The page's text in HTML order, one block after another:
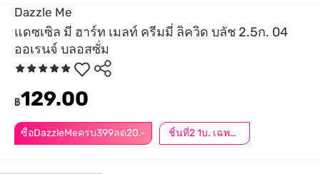
Dazzle Me
แดซเซิล มี ฮาร์ท เมลท์ ครีมมี่ ลิควิด บลัช 2.5ก. 04
ออเรนจ์ บลอสซั่ม
ซื้อDazzleMeครบ399ลด20.- ชิ้นที่2 1บ. เฉพาะออนไลน์ | กดสินค้า 2 ชิ้นเพื่อรับโปรโมชันนี้
฿129.00